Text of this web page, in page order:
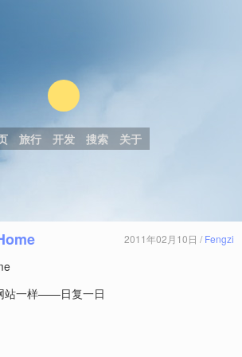
旅行 开发 搜索 关于
2011年02月10日 / Fengzi
站一样——日复一日